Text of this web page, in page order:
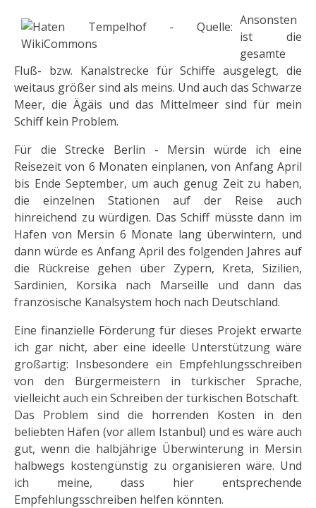
Ansonsten
ist die
gesamte
Fluß- bzw. Kanalstrecke für Schiffe ausgelegt, die
weitaus größer sind als meins. Und auch das Schwarze
Meer, die Ägäis und das Mittelmeer sind für mein
Schiff kein Problem.
Für die Strecke Berlin - Mersin würde ich eine
Reisezeit von 6 Monaten einplanen, von Anfang April
bis Ende September, um auch genug Zeit zu haben,
die einzelnen Stationen auf der Reise auch
hinreichend zu würdigen. Das Schiff müsste dann im
Hafen von Mersin 6 Monate lang überwintern, und
dann würde es Anfang April des folgenden Jahres auf
die Rückreise gehen über Zypern, Kreta, Sizilien,
Sardinien, Korsika nach Marseille und dann das
französische Kanalsystem hoch nach Deutschland.
Eine finanzielle Förderung für dieses Projekt erwarte
ich gar nicht, aber eine ideelle Unterstützung wäre
großartig: Insbesondere ein Empfehlungsschreiben
von den Bürgermeistern in türkischer Sprache,
vielleicht auch ein Schreiben der türkischen Botschaft.
Das Problem sind die horrenden Kosten in den
beliebten Häfen (vor allem Istanbul) und es wäre auch
gut, wenn die halbjährige Überwinterung in Mersin
halbwegs kostengünstig zu organisieren wäre. Und
ich meine, dass hier entsprechende
Empfehlungsschreiben helfen könnten.